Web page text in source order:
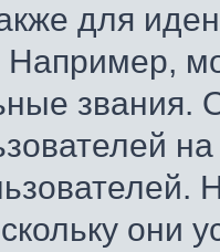
для
Например,
звания.
они